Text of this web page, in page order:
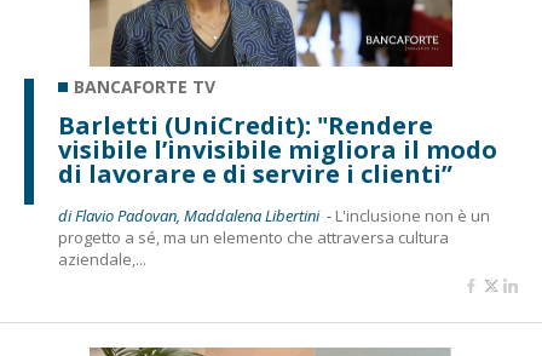
BANCAFORTE TV
Barletti (UniCredit): "Rendere
visibile l’invisibile migliora il modo
di lavorare e di servire i clienti”
di Flavio Padovan, Maddalena Libertini - L'inclusione non è un
progetto a sé, ma un elemento che attraversa cultura
aziendale,...